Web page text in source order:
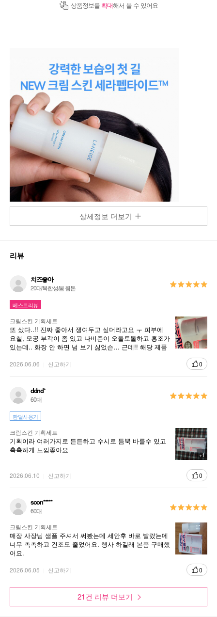
상품정보를 확대해서 볼 수 있어요
상세정보 더보기
리뷰
치즈좋아
20대/복합성/봄 웜톤
베스트리뷰
크림스킨 기획세트
또 샀다..!! 진짜 좋아서 쟁여두고 싶더라고요 ㅜ 피부에
요철, 모공 부각이 좀 있고 나비존이 오돌토돌하고 홍조가
있는데.. 화장 안 하면 넘 보기 싫었슨… 근데!! 해당 제품
리했더니 단3일만에 효과 받슨.. 내돈내산임!!!! 재구매
2026.06.06 신고하기 0
ddnd*
60대
한달사용기
+1
크림스킨 기획세트
기획이라 여러가지로 든든하고 수시로 듬뿍 바를수 있고
촉촉하게 느낌좋아요
2026.06.10 신고하기 0
soon*****
60대
크림스킨 기획세트
매장 사장님 샘플 주셔서 써봤는데 세안후 바로 발랐는데
너무 촉촉하고 건조도 줄었어요. 행사 하길래 본품 구매했
어요.
2026.06.05 신고하기 0
21건 리뷰 더보기